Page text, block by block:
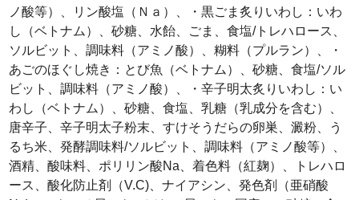
ノ酸等）、リン酸塩（Ｎａ）、・黒ごま炙りいわし：いわ
し（ベトナム）、砂糖、水飴、ごま、食塩/トレハロース、
ソルビット、調味料（アミノ酸）、糊料（プルラン）、・
あごのほぐし焼き：とび魚（ベトナム）、砂糖、食塩/ソル
ビット、調味料（アミノ酸）、・辛子明太炙りいわし：い
わし（ベトナム）、砂糖、食塩、乳糖（乳成分を含む）、
唐辛子、辛子明太子粉末、すけそうだらの卵巣、澱粉、う
るち米、発酵調味料/ソルビット、調味料（アミノ酸等）、
酒精、酸味料、ポリリン酸Na、着色料（紅麹）、トレハロ
ース、酸化防止剤（V.C)、ナイアシン、発色剤（亜硝酸